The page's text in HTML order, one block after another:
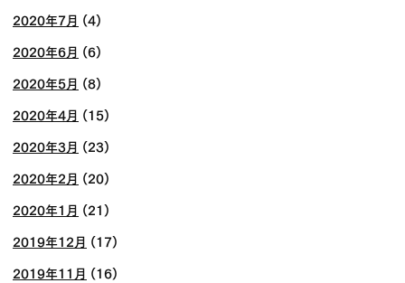
2020年7月 (4)
2020年6月 (6)
2020年5月 (8)
2020年4月 (15)
2020年3月 (23)
2020年2月 (20)
2020年1月 (21)
2019年12月 (17)
2019年11月 (16)